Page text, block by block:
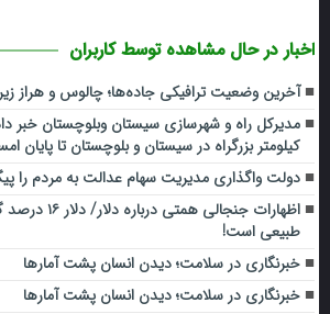
اخبار در حال مشاهده توسط کاربران
آخرین وضعیت ترافیکی جاده‌ها؛ چالوس و هراز زیر
کیلومتر بزرگراه در سیستان و بلوچستان تا پایان
دولت واگذاری مدیریت سهام عدالت به مردم را
اظهارات جنجالی
طبیعی است!
خبرنگاری در سلامت؛ دیدن انسان پشت آمارها
خبرنگاری در سلامت؛ دیدن انسان پشت آمارها